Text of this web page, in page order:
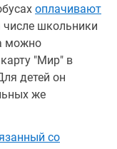
оплачивают
числе школьники
можно
"Мир" в
детей он
же
со